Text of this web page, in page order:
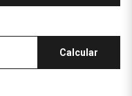
Calcular